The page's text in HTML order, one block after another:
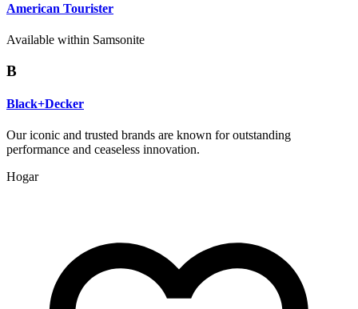
American Tourister
Available within Samsonite
B
Black+Decker
Our iconic and trusted brands are known for outstanding
performance and ceaseless innovation.
Hogar